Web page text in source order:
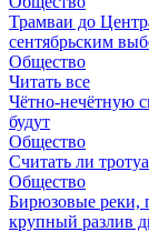
Трамваи до
сентябрьским
Общество
Читать все
Чётно-нечётную
будут
Общество
Считать ли
Общество
Бирюзовые реки,
крупный разлив